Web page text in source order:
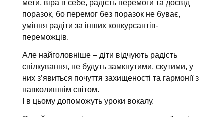
мети, віра в себе, радість перемоги та досвід
поразок, бо перемог без поразок не буває,
уміння радіти за інших конкурсантів-
переможців.
Але найголовніше – діти відчують радість
спілкування, не будуть замкнутими, скутими, у
них з’явиться почуття захищеності та гармонії з
навколишнім світом.
І в цьому допоможуть уроки вокалу.